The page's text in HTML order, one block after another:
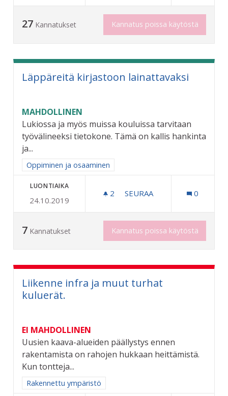
27 Kannatukset Kannatus poissa käytöstä
Läppäreitä kirjastoon lainattavaksi
MAHDOLLINEN
Lukiossa ja myös muissa kouluissa tarvitaan
työvälineeksi tietokone. Tämä on kallis hankinta
ja...
Rajaa tulokset aihepiirin mukaan: Oppiminen ja osaaminen
Oppiminen ja osaaminen
LUONTIAIKA
24.10.2019
2 2 SEURAAJAA
SEURAA 0
7 Kannatukset Kannatus poissa käytöstä
Liikenne infra ja muut turhat
kuluerät.
EI MAHDOLLINEN
Uusien kaava-alueiden päällystys ennen
rakentamista on rahojen hukkaan heittämistä.
Kun tontteja...
Rajaa tulokset aihepiirin mukaan: Rakennettu ympäristö
Rakennettu ympäristö